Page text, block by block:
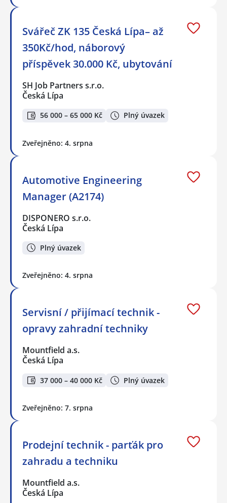
Svářeč ZK 135 Česká Lípa– až
350Kč/hod, náborový
příspěvek 30.000 Kč, ubytování
SH Job Partners s.r.o.
Česká Lípa
56 000 – 65 000 Kč Plný úvazek
Zveřejněno: 4. srpna
Automotive Engineering
Manager (A2174)
DISPONERO s.r.o.
Česká Lípa
Plný úvazek
Zveřejněno: 4. srpna
Servisní / přijímací technik -
opravy zahradní techniky
Mountfield a.s.
Česká Lípa
37 000 – 40 000 Kč Plný úvazek
Zveřejněno: 7. srpna
Prodejní technik - parťák pro
zahradu a techniku
Mountfield a.s.
Česká Lípa